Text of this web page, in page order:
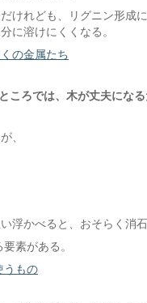
けれども、リグニン形成
に溶けにくくなる。
の金属たち
ころでは、木が丈夫にな
、
浮かべると、おそらく消
素がある。
うもの